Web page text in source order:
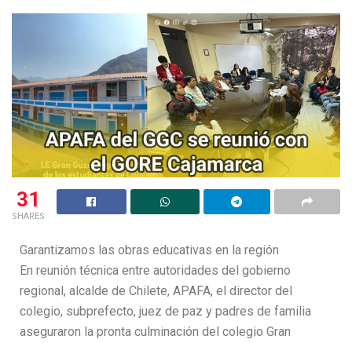
31
SHARES
Garantizamos las obras educativas en la región
En reunión técnica entre autoridades del gobierno
regional, alcalde de Chilete, APAFA, el director del
colegio, subprefecto, juez de paz y padres de familia
aseguraron la pronta culminación del colegio Gran